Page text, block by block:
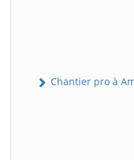
Chantier pro à